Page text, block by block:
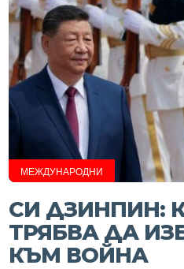
МЕЖДУНАРОДНИ
СИ ДЗИНПИН:
ТРЯБВА ДА
КЪМ ВОЙНА